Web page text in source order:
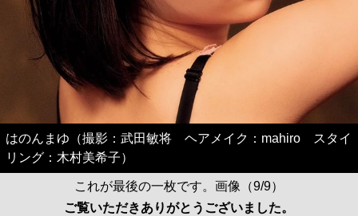
はのんまゆ（撮影：武田敏将 ヘアメイク：mahiro スタイ
リング：木村美希子）
これが最後の一枚です。画像（9/9）
ご覧いただきありがとうございました。